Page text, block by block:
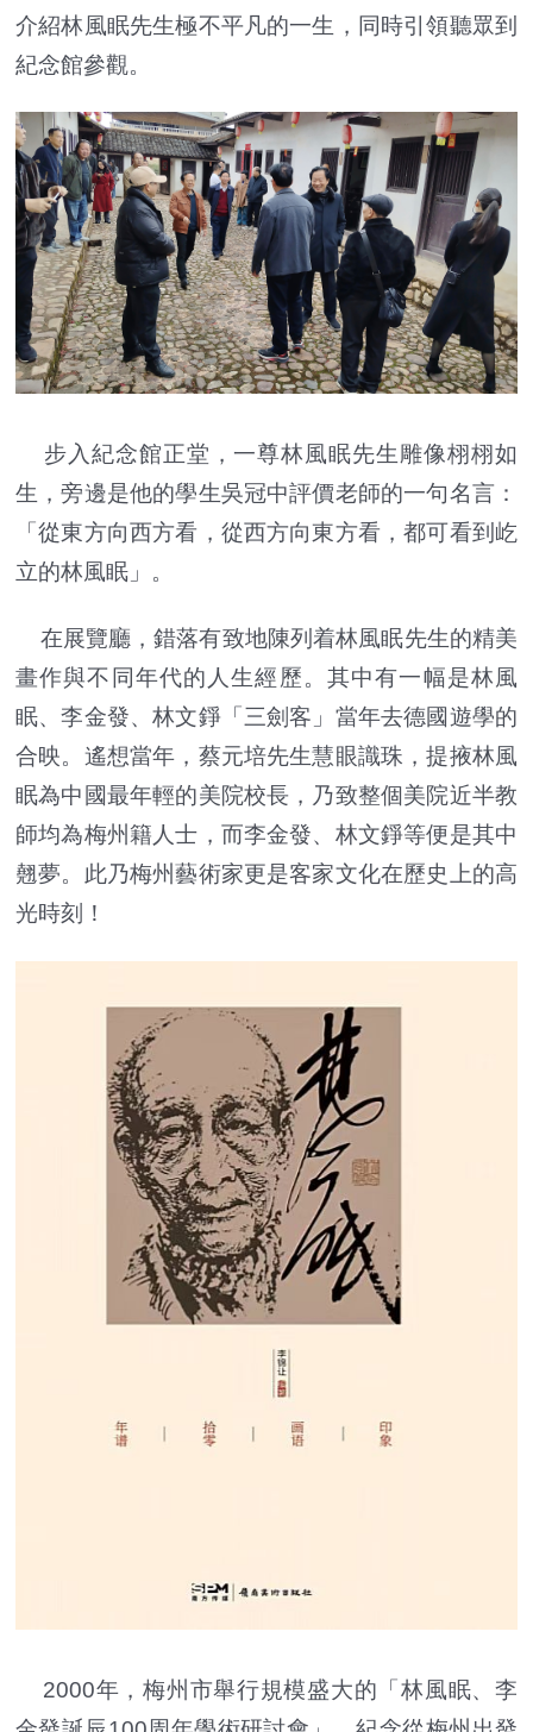
介紹林風眠先生極不平凡的一生，同時引領聽眾到
紀念館參觀。
步入紀念館正堂，一尊林風眠先生雕像栩栩如
生，旁邊是他的學生吳冠中評價老師的一句名言：
「從東方向西方看，從西方向東方看，都可看到屹
立的林風眠」。
在展覽廳，錯落有致地陳列着林風眠先生的精美
畫作與不同年代的人生經歷。其中有一幅是林風
眠、李金發、林文錚「三劍客」當年去德國遊學的
合映。遙想當年，蔡元培先生慧眼識珠，提掖林風
眠為中國最年輕的美院校長，乃致整個美院近半教
師均為梅州籍人士，而李金發、林文錚等便是其中
翹夢。此乃梅州藝術家更是客家文化在歷史上的高
光時刻！
2000年，梅州市舉行規模盛大的「林風眠、李